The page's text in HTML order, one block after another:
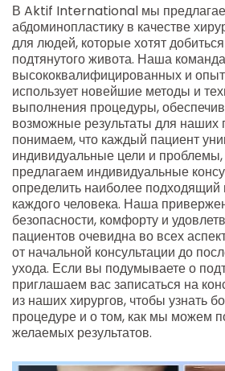
В Aktif International мы
абдоминопластику в качестве
для людей, которые хотят
подтянутого живота. Наша команда
высококвалифицированных и
использует новейшие методы и
выполнения процедуры,
возможные результаты для наших
понимаем, что каждый пациент
индивидуальные цели и
предлагаем индивидуальные
определить наиболее подходящий
каждого человека. Наша
безопасности, комфорту и
пациентов очевидна во всех
от начальной консультации до
ухода. Если вы подумываете о
приглашаем вас записаться на
из наших хирургов, чтобы узнать
процедуре и о том, как мы можем
желаемых результатов.